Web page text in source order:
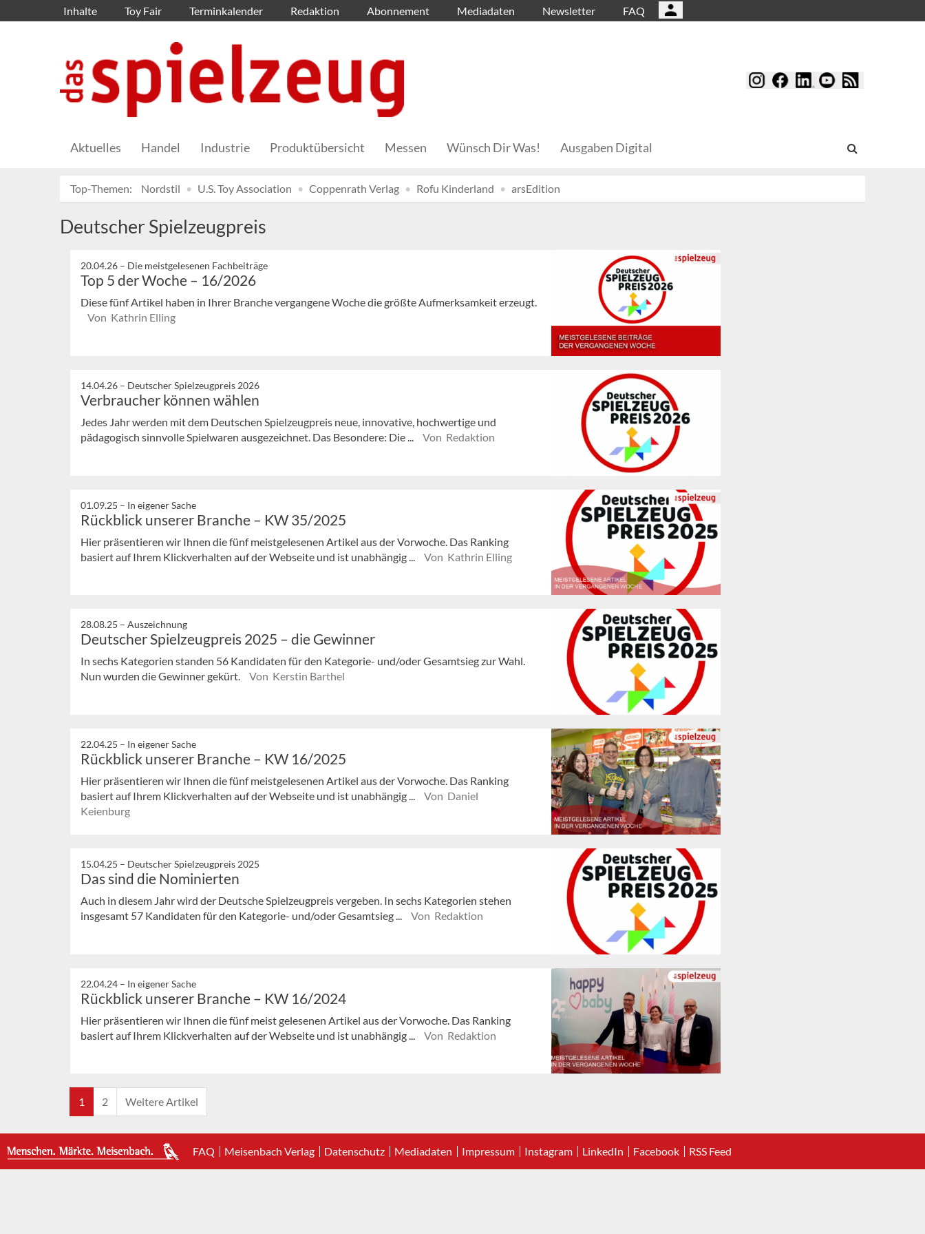
Inhalte Toy Fair Terminkalender Redaktion Abonnement Mediadaten Newsletter FAQ
Aktuelles Handel Industrie Produktübersicht Messen Wünsch Dir Was! Ausgaben Digital
Top-Themen: Nordstil U.S. Toy Association Coppenrath Verlag Rofu Kinderland arsEdition
Deutscher Spielzeugpreis
20.04.26 – Die meistgelesenen Fachbeiträge
Top 5 der Woche – 16/2026
Diese fünf Artikel haben in Ihrer Branche vergangene Woche die größte Aufmerksamkeit erzeugt.
Von Kathrin Elling
14.04.26 – Deutscher Spielzeugpreis 2026
Verbraucher können wählen
Jedes Jahr werden mit dem Deutschen Spielzeugpreis neue, innovative, hochwertige und
pädagogisch sinnvolle Spielwaren ausgezeichnet. Das Besondere: Die ...
Von Redaktion
01.09.25 – In eigener Sache
Rückblick unserer Branche – KW 35/2025
Hier präsentieren wir Ihnen die fünf meistgelesenen Artikel aus der Vorwoche. Das Ranking
basiert auf Ihrem Klickverhalten auf der Webseite und ist unabhängig ...
Von Kathrin Elling
28.08.25 – Auszeichnung
Deutscher Spielzeugpreis 2025 – die Gewinner
In sechs Kategorien standen 56 Kandidaten für den Kategorie- und/oder Gesamtsieg zur Wahl.
Nun wurden die Gewinner gekürt.
Von Kerstin Barthel
22.04.25 – In eigener Sache
Rückblick unserer Branche – KW 16/2025
Hier präsentieren wir Ihnen die fünf meistgelesenen Artikel aus der Vorwoche. Das Ranking
basiert auf Ihrem Klickverhalten auf der Webseite und ist unabhängig ...
Von Daniel
Keienburg
15.04.25 – Deutscher Spielzeugpreis 2025
Das sind die Nominierten
Auch in diesem Jahr wird der Deutsche Spielzeugpreis vergeben. In sechs Kategorien stehen
insgesamt 57 Kandidaten für den Kategorie- und/oder Gesamtsieg ...
Von Redaktion
22.04.24 – In eigener Sache
Rückblick unserer Branche – KW 16/2024
Hier präsentieren wir Ihnen die fünf meist gelesenen Artikel aus der Vorwoche. Das Ranking
basiert auf Ihrem Klickverhalten auf der Webseite und ist unabhängig ...
Von Redaktion
1 2 Weitere Artikel
FAQ Meisenbach Verlag Datenschutz Mediadaten Impressum Instagram LinkedIn Facebook RSS Feed